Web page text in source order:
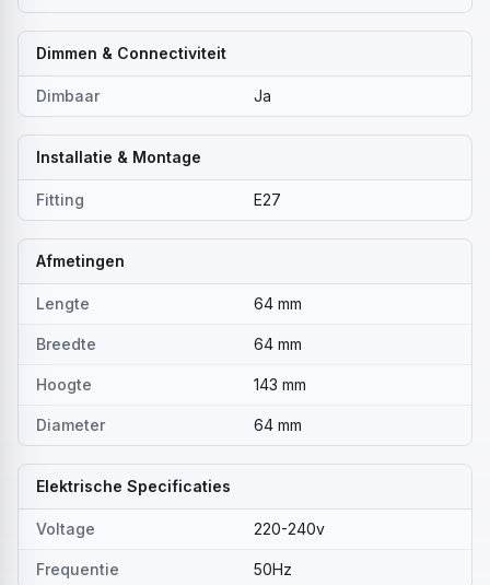
Dimmen & Connectiviteit
Dimbaar Ja
Installatie & Montage
Fitting E27
Afmetingen
Lengte 64 mm
Breedte 64 mm
Hoogte 143 mm
Diameter 64 mm
Elektrische Specificaties
Voltage 220-240v
Frequentie 50Hz